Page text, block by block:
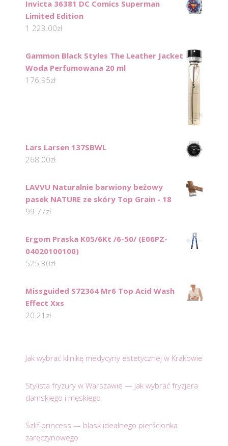
Invicta 36381 DC Comics Superman
Limited Edition
1 223.00zł
Gammon Black Styles The Leather Jacket
Woda Perfumowana 20 ml
176.95zł
Lars Larsen 137SBWL
268.00zł
LAVVU Naturalnie barwiony beżowy
pasek NATURE ze skóry Top Grain - 18
99.77zł
Ergom Praska K05/6Kt /6-50/ (E06PZ-
04020100100)
525.30zł
Missguided S72364 Mr6 Top Acid Wash
Effect Xxs
20.21 zł
Jak wybrać klinikę medycyny estetycznej w Krakowie
Stylista fryzury w Warszawie — jak wybrać fryzjera
damskiego i męskiego
Szlif princess — blask idealnego pierścionka
zaręczynowego